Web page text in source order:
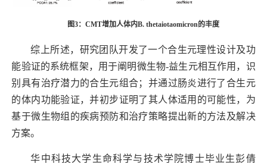
图3：CMT增加人体内B. thetaiotaomicron的丰度
综上所述，研究团队开发了一个合生元理性设计及功
能验证的系统框架，用于阐明微生物-益生元相互作用，识
别具有治疗潜力的合生元组合；并通过肠炎进行了合生元
的体内功能验证，并初步证明了其人体适用的可能性，为
基于微生物组的疾病预防和治疗策略提出新的方法及解决
方案。
华中科技大学生命科学与技术学院博士毕业生彭倩